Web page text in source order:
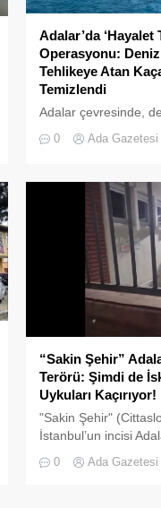
Adalar’da ‘Hayalet
Operasyonu:
Tehlikeye Atan
Temizlendi
Adalar çevresinde,
tehlikeye sokan ve
neden olan usulsüz
denetim operasyonu
gerçekleştirildi.
0 Ada Gazetesi
“Sakin Şehir”
Terörü: Şimdi de
Uykuları Kaçırıyor!
"Sakin Şehir"
İstanbul’un incisi
0 Ada Gazetesi